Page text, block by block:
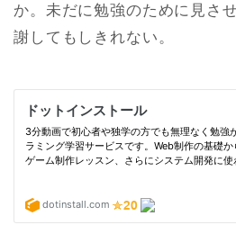
か。未だに勉強のために見さ
謝してもしきれない。